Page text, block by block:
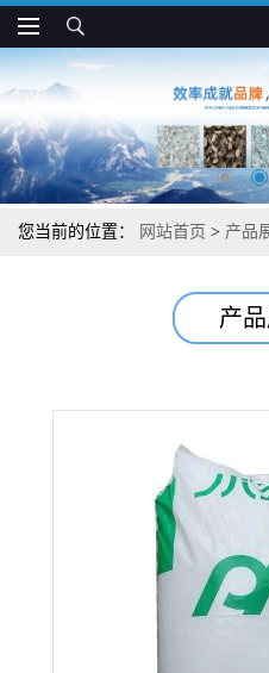
您当前的位置： 网站首页 > 产品
产